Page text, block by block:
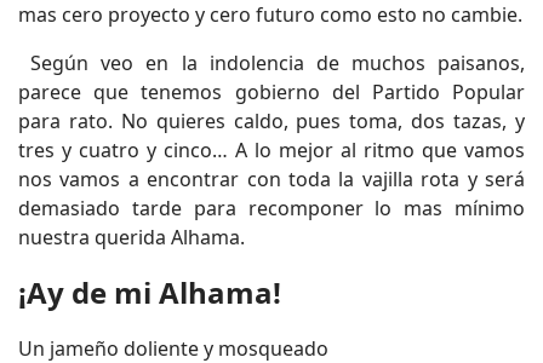
mas cero proyecto y cero futuro como esto no cambie.
Según veo en la indolencia de muchos paisanos,
parece que tenemos gobierno del Partido Popular
para rato. No quieres caldo, pues toma, dos tazas, y
tres y cuatro y cinco… A lo mejor al ritmo que vamos
nos vamos a encontrar con toda la vajilla rota y será
demasiado tarde para recomponer lo mas mínimo
nuestra querida Alhama.
¡Ay de mi Alhama!
Un jameño doliente y mosqueado